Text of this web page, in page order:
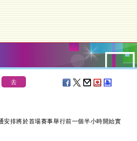
排將於首場賽事舉行前一個半小時開始實